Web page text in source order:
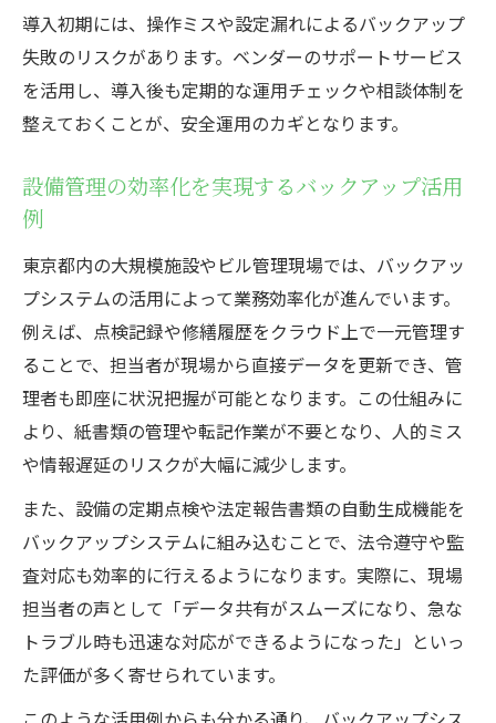
導入初期には、操作ミスや設定漏れによるバックアップ
失敗のリスクがあります。ベンダーのサポートサービス
を活用し、導入後も定期的な運用チェックや相談体制を
整えておくことが、安全運用のカギとなります。
設備管理の効率化を実現するバックアップ活用
例
東京都内の大規模施設やビル管理現場では、バックアッ
プシステムの活用によって業務効率化が進んでいます。
例えば、点検記録や修繕履歴をクラウド上で一元管理す
ることで、担当者が現場から直接データを更新でき、管
理者も即座に状況把握が可能となります。この仕組みに
より、紙書類の管理や転記作業が不要となり、人的ミス
や情報遅延のリスクが大幅に減少します。
また、設備の定期点検や法定報告書類の自動生成機能を
バックアップシステムに組み込むことで、法令遵守や監
査対応も効率的に行えるようになります。実際に、現場
担当者の声として「データ共有がスムーズになり、急な
トラブル時も迅速な対応ができるようになった」といっ
た評価が多く寄せられています。